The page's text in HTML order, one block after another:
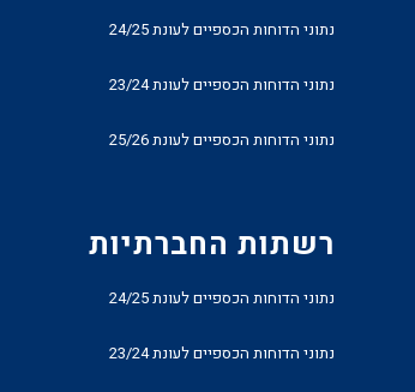
נתוני הדוחות הכספיים לעונת 24/25
נתוני הדוחות הכספיים לעונת 23/24
נתוני הדוחות הכספיים לעונת 25/26
רשתות החברתיות
נתוני הדוחות הכספיים לעונת 24/25
נתוני הדוחות הכספיים לעונת 23/24